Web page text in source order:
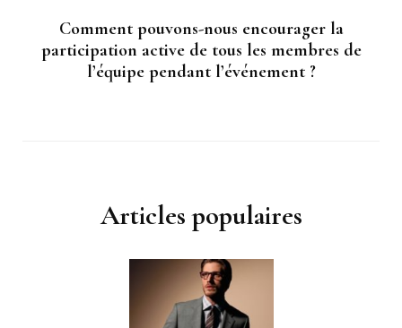
Comment pouvons-nous encourager la
participation active de tous les membres de
l’équipe pendant l’événement ?
Articles populaires